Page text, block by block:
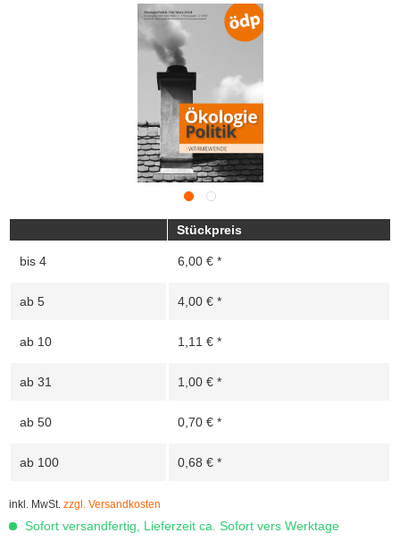
Stückpreis
bis 4 6,00 € *
ab 5 4,00 € *
ab 10 1,11 € *
ab 31 1,00 € *
ab 50 0,70 € *
ab 100 0,68 € *
inkl. MwSt. zzgl. Versandkosten
Sofort versandfertig, Lieferzeit ca. Sofort vers Werktage